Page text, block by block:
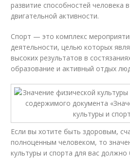
развитие способностей человека
двигательной активности.
Спорт — это комплекс
деятельности, целью которых
высоких результатов в
образование и активный отдых
Если вы хотите быть здоровым,
полноценным человеком, то
культуры и спорта для вас